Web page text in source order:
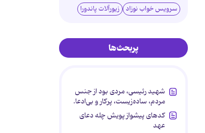
سرویس خواب نوزاد زیورآلات پاندورا
پربحث‌ها
شهید رئیسی، مردی بود از جنس
مردم، ساده‌زیست، پرکار و بی‌ادعا.
کدهای پیشواز پویش چله دعای
عهد